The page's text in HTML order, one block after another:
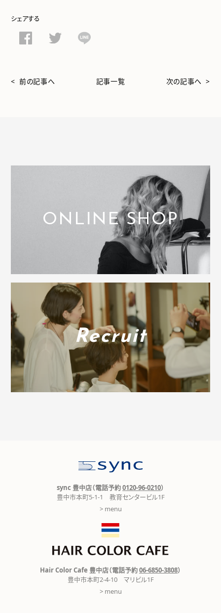
シェアする
< 前の記事へ 記事一覧 次の記事へ >
ONLINE SHOP
Recruit
sync 豊中店（電話予約0120-96-0210）
豊中市本町5-1-1 教育センタービル1F
> menu
Hair Color Cafe 豊中店（電話予約06-6850-3808）
豊中市本町2-4-10 マリビル1F
> menu